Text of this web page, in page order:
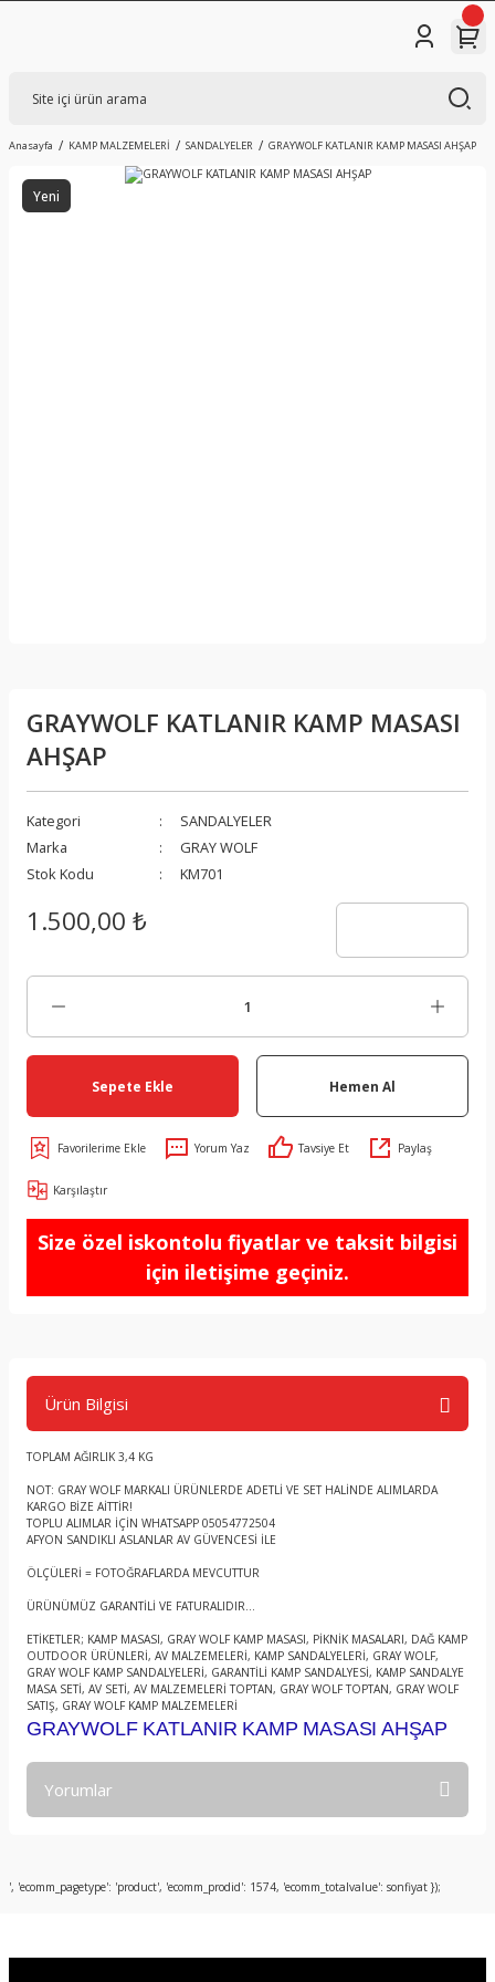
Anasayfa KAMP MALZEMELERİ SANDALYELER GRAYWOLF KATLANIR KAMP MASASI AHŞAP
Yeni
GRAYWOLF KATLANIR KAMP MASASI
AHŞAP
Kategori
SANDALYELER
Marka
GRAY WOLF
Stok Kodu
KM701
1.500,00 ₺
Sepete Ekle Hemen Al
Yorum Yaz Tavsiye Et Paylaş
Karşılaştır
Size özel iskontolu fiyatlar ve taksit bilgisi
için iletişime geçiniz.
Ürün Bilgisi
TOPLAM AĞIRLIK 3,4 KG
NOT: GRAY WOLF MARKALI ÜRÜNLERDE ADETLİ VE SET HALİNDE ALIMLARDA
KARGO BİZE AİTTİR!
TOPLU ALIMLAR İÇİN WHATSAPP 05054772504
AFYON SANDIKLI ASLANLAR AV GÜVENCESİ İLE
ÖLÇÜLERİ = FOTOĞRAFLARDA MEVCUTTUR
ÜRÜNÜMÜZ GARANTİLİ VE FATURALIDIR...
ETİKETLER; KAMP MASASI, GRAY WOLF KAMP MASASI, PİKNİK MASALARI, DAĞ KAMP
OUTDOOR ÜRÜNLERİ, AV MALZEMELERİ, KAMP SANDALYELERİ, GRAY WOLF,
GRAY WOLF KAMP SANDALYELERİ, GARANTİLİ KAMP SANDALYESİ, KAMP SANDALYE
MASA SETİ, AV SETİ, AV MALZEMELERİ TOPTAN, GRAY WOLF TOPTAN, GRAY WOLF
SATIŞ, GRAY WOLF KAMP MALZEMELERİ
GRAYWOLF KATLANIR KAMP MASASI AHŞAP
Yorumlar
Bu ürüne ilk yorumu siz yapın!
', 'ecomm_pagetype': 'product', 'ecomm_prodid': 1574, 'ecomm_totalvalue': sonfiyat });